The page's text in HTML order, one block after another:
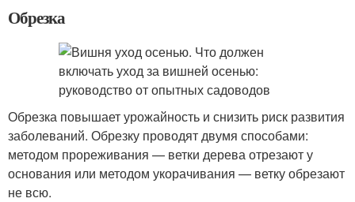
Обрезка
Обрезка повышает урожайность и снизить риск развития
заболеваний. Обрезку проводят двумя способами:
методом прореживания — ветки дерева отрезают у
основания или методом укорачивания — ветку обрезают
не всю.